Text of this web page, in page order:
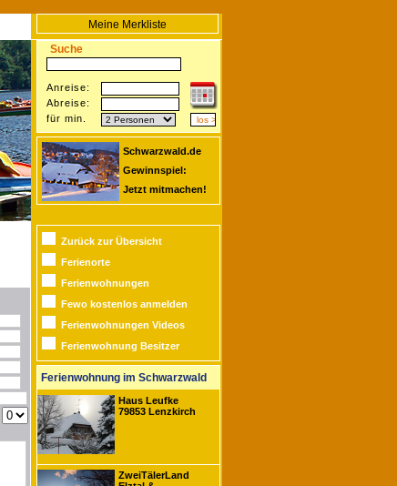
Meine Merkliste
Suche
Anreise:
Abreise:
für min.
Schwarzwald.de
Gewinnspiel:
Jetzt mitmachen!
Zurück zur Übersicht
Ferienorte
Ferienwohnungen
Fewo kostenlos anmelden
Ferienwohnungen Videos
Ferienwohnung Besitzer
Ferienwohnung im Schwarzwald
Haus Leufke
79853 Lenzkirch
ZweiTälerLand